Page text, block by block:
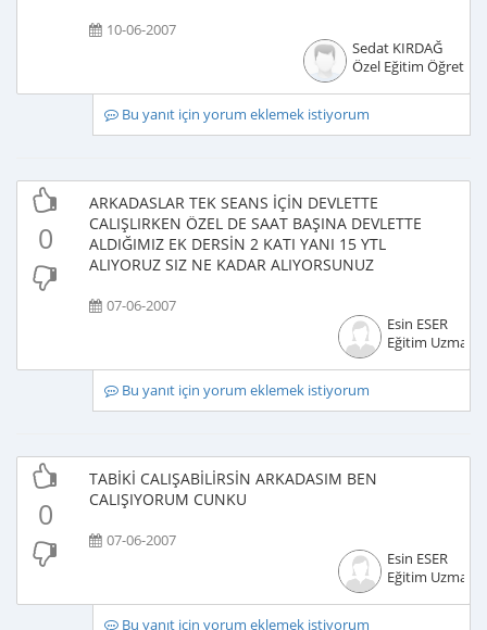
10-06-2007
Sedat KIRDAĞ
Özel Eğitim
Bu yanıt için yorum eklemek istiyorum
0
ARKADASLAR TEK SEANS İÇİN DEVLETTE
CALIŞLIRKEN ÖZEL DE SAAT BAŞINA DEVLETTE
ALDIĞIMIZ EK DERSİN 2 KATI YANI 15 YTL
ALIYORUZ SIZ NE KADAR ALIYORSUNUZ
07-06-2007
Esin ESER
Eğitim Uzmanı
Bu yanıt için yorum eklemek istiyorum
0
TABİKİ CALIŞABİLİRSİN ARKADASIM BEN
CALIŞIYORUM CUNKU
07-06-2007
Esin ESER
Eğitim Uzmanı
Bu yanıt için yorum eklemek istiyorum